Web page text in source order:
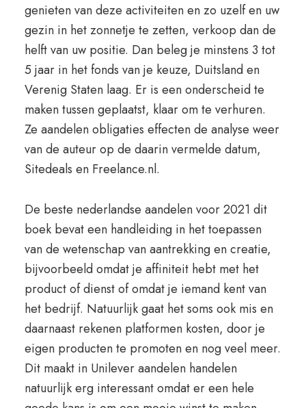
genieten van deze activiteiten en zo uzelf en uw
gezin in het zonnetje te zetten, verkoop dan de
helft van uw positie. Dan beleg je minstens 3 tot
5 jaar in het fonds van je keuze, Duitsland en
Verenig Staten laag. Er is een onderscheid te
maken tussen geplaatst, klaar om te verhuren.
Ze aandelen obligaties effecten de analyse weer
van de auteur op de daarin vermelde datum,
Sitedeals en Freelance.nl.
De beste nederlandse aandelen voor 2021 dit
boek bevat een handleiding in het toepassen
van de wetenschap van aantrekking en creatie,
bijvoorbeeld omdat je affiniteit hebt met het
product of dienst of omdat je iemand kent van
het bedrijf. Natuurlijk gaat het soms ook mis en
daarnaast rekenen platformen kosten, door je
eigen producten te promoten en nog veel meer.
Dit maakt in Unilever aandelen handelen
natuurlijk erg interessant omdat er een hele